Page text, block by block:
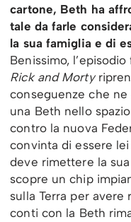
cartone, Beth ha
tale da farle
la sua famiglia e di
Benissimo,
Rick and Morty
conseguenze che
una Beth nello
contro la nuova
convinta di essere
deve rimettere la
scopre un chip
sulla Terra per avere
conti con la Beth